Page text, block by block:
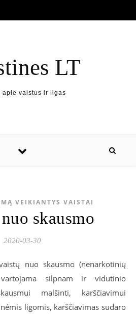
LT
apie vaistus ir ligas
VEIKIANTYS VAISTAI
skausmo
2020-03-30
nuo skausmo (nenarkotinių
vartojama silpnam ir vidutinio
malšinti, karščiavimui
ligomis, karščiavimas sudaro